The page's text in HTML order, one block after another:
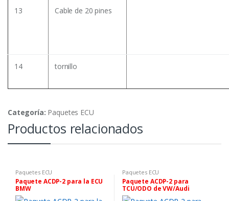
13 Cable de 20 pines
14 tornillo
Categoría: Paquetes ECU
Productos relacionados
Paquetes ECU
Paquete ACDP-2 para la ECU
BMW
Paquetes ECU
Paquete ACDP-2 para
TCU/ODO de VW/Audi